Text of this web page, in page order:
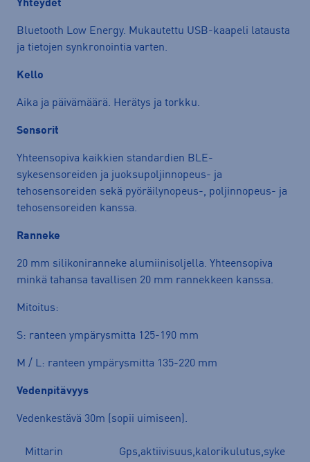
Yhteydet
Bluetooth Low Energy. Mukautettu USB-kaapeli latausta
ja tietojen synkronointia varten.
Kello
Aika ja päivämäärä. Herätys ja torkku.
Sensorit
Yhteensopiva kaikkien standardien BLE-
sykesensoreiden ja juoksupoljinnopeus- ja
tehosensoreiden sekä pyöräilynopeus-, poljinnopeus- ja
tehosensoreiden kanssa.
Ranneke
20 mm silikoniranneke alumiinisoljella. Yhteensopiva
minkä tahansa tavallisen 20 mm rannekkeen kanssa.
Mitoitus:
S: ranteen ympärysmitta 125-190 mm
M / L: ranteen ympärysmitta 135-220 mm
Vedenpitävyys
Vedenkestävä 30m (sopii uimiseen).
Mittarin
Gps,aktiivisuus,kalorikulutus,syke